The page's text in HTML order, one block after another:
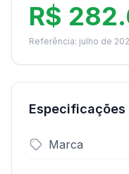
R$
Referência: julho de
Especificações
Marca